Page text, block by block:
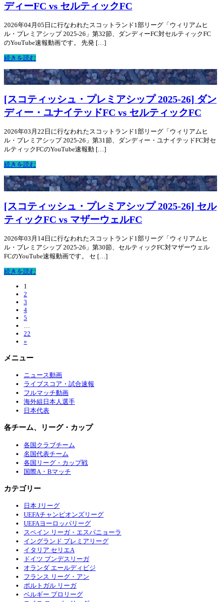
ディーFC vs セルティックFC
2026年04月05日に行なわれたスコットランド1部リーグ「ウィリアムヒ
ル・プレミアシップ 2025-26」第32節、ダンディーFC対セルティックFC
のYouTube速報動画です。 先発 […]
続きを読む
[スコティッシュ・プレミアシップ 2025-26] ダン
ディー・ユナイテッドFC vs セルティックFC
2026年03月22日に行なわれたスコットランド1部リーグ「ウィリアムヒ
ル・プレミアシップ 2025-26」第31節、ダンディー・ユナイテッドFC対セ
ルティックFCのYouTube速報動 […]
続きを読む
[スコティッシュ・プレミアシップ 2025-26] セル
ティックFC vs マザーウェルFC
2026年03月14日に行なわれたスコットランド1部リーグ「ウィリアムヒ
ル・プレミアシップ 2025-26」第30節、セルティックFC対マザーウェル
FCのYouTube速報動画です。 セ […]
続きを読む
1
2
3
4
5
22
»
メニュー
ニュース動画
ライブスコア・試合速報
フルマッチ動画
海外組日本人選手
日本代表
各チーム、リーグ・カップ
各国クラブチーム
名国代表チーム
各国リーグ・カップ戦
国際A・Bマッチ
カテゴリー
日本 Jリーグ
UEFAチャンピオンズリーグ
UEFAヨーロッパリーグ
スペイン リーガ・エスパニョーラ
イングランド プレミアリーグ
イタリア セリエA
ドイツ ブンデスリーガ
オランダ エールディビジ
フランス リーグ・アン
ポルトガル リーガ
ベルギー プロリーグ